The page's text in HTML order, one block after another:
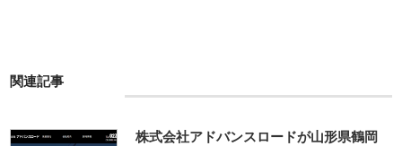
関連記事
株式会社アドバンスロードが山形県鶴岡